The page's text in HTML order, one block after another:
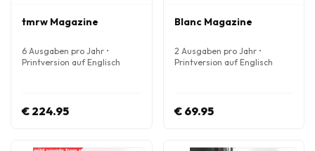
tmrw Magazine
6 Ausgaben pro Jahr •
Printversion auf Englisch
€ 224.95
Blanc Magazine
2 Ausgaben pro Jahr •
Printversion auf Englisch
€ 69.95